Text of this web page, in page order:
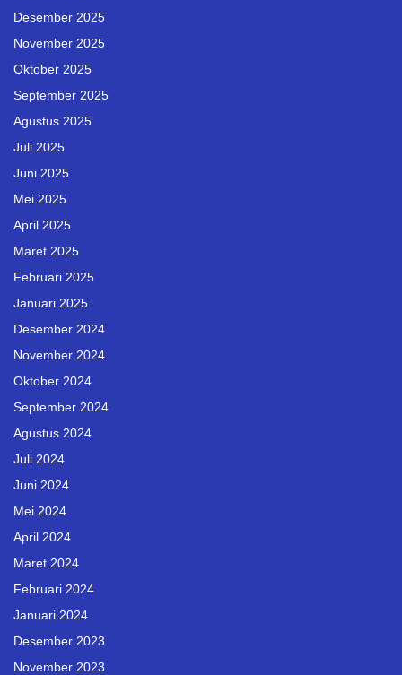
Desember 2025
November 2025
Oktober 2025
September 2025
Agustus 2025
Juli 2025
Juni 2025
Mei 2025
April 2025
Maret 2025
Februari 2025
Januari 2025
Desember 2024
November 2024
Oktober 2024
September 2024
Agustus 2024
Juli 2024
Juni 2024
Mei 2024
April 2024
Maret 2024
Februari 2024
Januari 2024
Desember 2023
November 2023